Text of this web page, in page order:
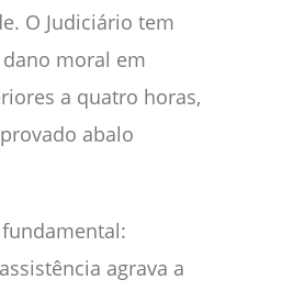
O Judiciário tem
moral em
a quatro horas,
abalo
agrava a